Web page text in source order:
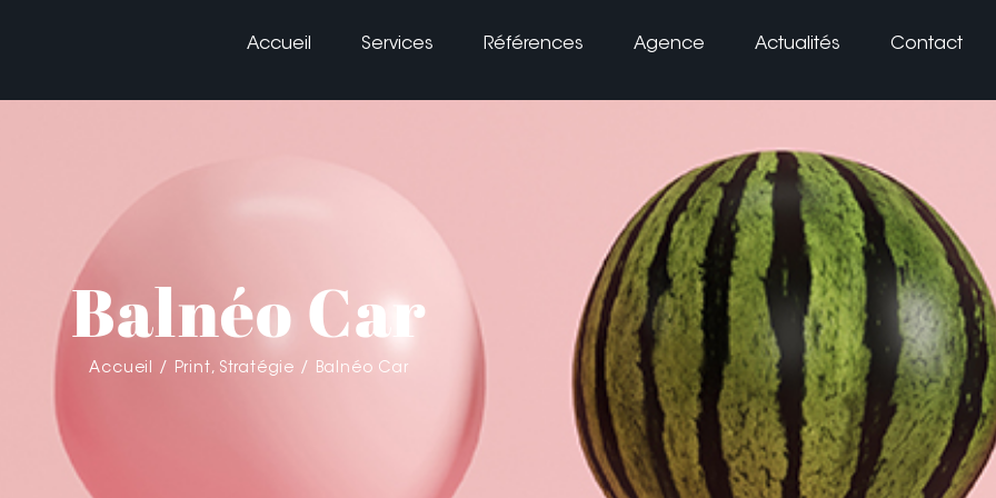
Accueil Services Références Agence Actualités Contact
Balnéo Car
Accueil Print Stratégie Balnéo Car